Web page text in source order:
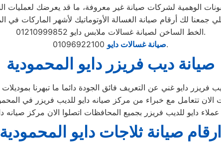
الخط الساخن لصيانة غسالات ملابس دايو 01210999852.
صيانة غسالات دايو01096922100.
صيانة ديب فريزر دايو المحمودية
ارقام صيانة ثلاجات دايو المحمودية